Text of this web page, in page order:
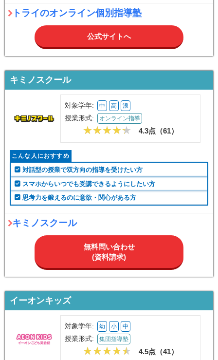
トライのオンライン個別指導塾
公式サイトへ
キミノスクール
対象学年: 中 高 浪
授業形式: オンライン指導
4.3点（61）
こんな人におすすめ
対話型の授業で双方向の指導を受けたい方
スマホからいつでも受講できるようにしたい方
思考力を鍛えるのに意欲・関心がある方
キミノスクール
無料問い合わせ
(資料請求)
イーオンキッズ
対象学年: 幼 小 中
授業形式: 集団指導塾
4.5点（41）